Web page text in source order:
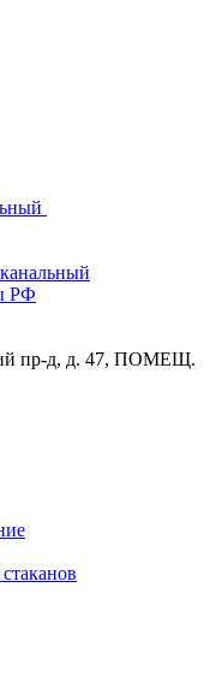
РФ
пр-д, д. 47, ПОМЕЩ.